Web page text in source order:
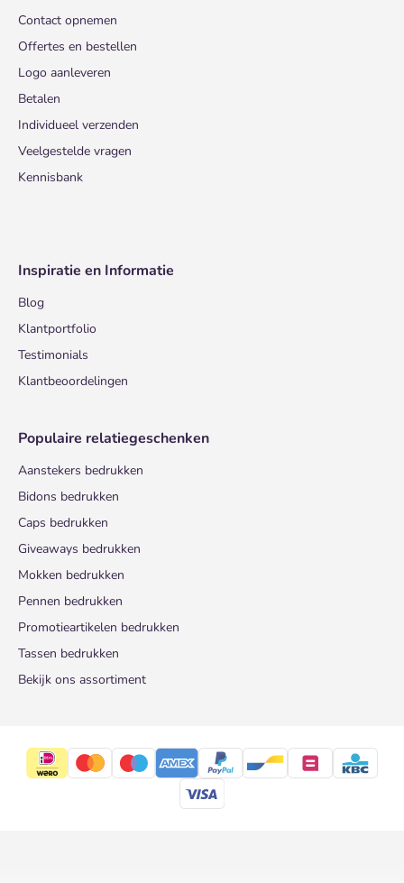
Contact opnemen
Offertes en bestellen
Logo aanleveren
Betalen
Individueel verzenden
Veelgestelde vragen
Kennisbank
Inspiratie en Informatie
Blog
Klantportfolio
Testimonials
Klantbeoordelingen
Populaire relatiegeschenken
Aanstekers bedrukken
Bidons bedrukken
Caps bedrukken
Giveaways bedrukken
Mokken bedrukken
Pennen bedrukken
Promotieartikelen bedrukken
Tassen bedrukken
Bekijk ons assortiment